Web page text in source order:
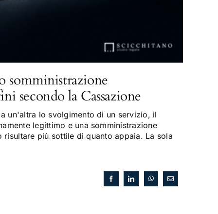
somministrazione
secondo la Cassazione
un'altra lo svolgimento di un servizio, il
legittimo e una somministrazione
risultare più sottile di quanto appaia. La sola